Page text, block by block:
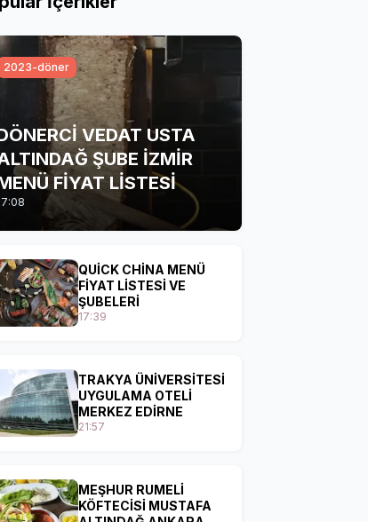
2023-döner
VEDAT USTA
ŞUBE İZMİR
FİYAT LİSTESİ
QUİCK CHİNA MENÜ
FİYAT LİSTESİ VE
ŞUBELERİ
17:39
TRAKYA ÜNİVERSİTESİ
UYGULAMA OTELİ
MERKEZ EDİRNE
21:57
MEŞHUR RUMELİ
KÖFTECİSİ MUSTAFA